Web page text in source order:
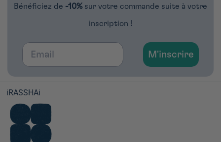
Bénéficiez de -10% sur votre commande suite à votre
inscription !
Email
M'inscrire
iRASSHAi